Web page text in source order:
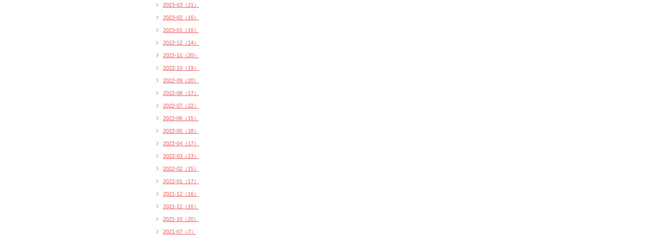
2023-03（21）
2023-02（16）
2023-01（16）
2022-12（14）
2022-11（20）
2022-10（19）
2022-09（20）
2022-08（17）
2022-07（22）
2022-06（15）
2022-05（18）
2022-04（17）
2022-03（23）
2022-02（15）
2022-01（17）
2021-12（16）
2021-11（16）
2021-10（20）
2021-07（7）